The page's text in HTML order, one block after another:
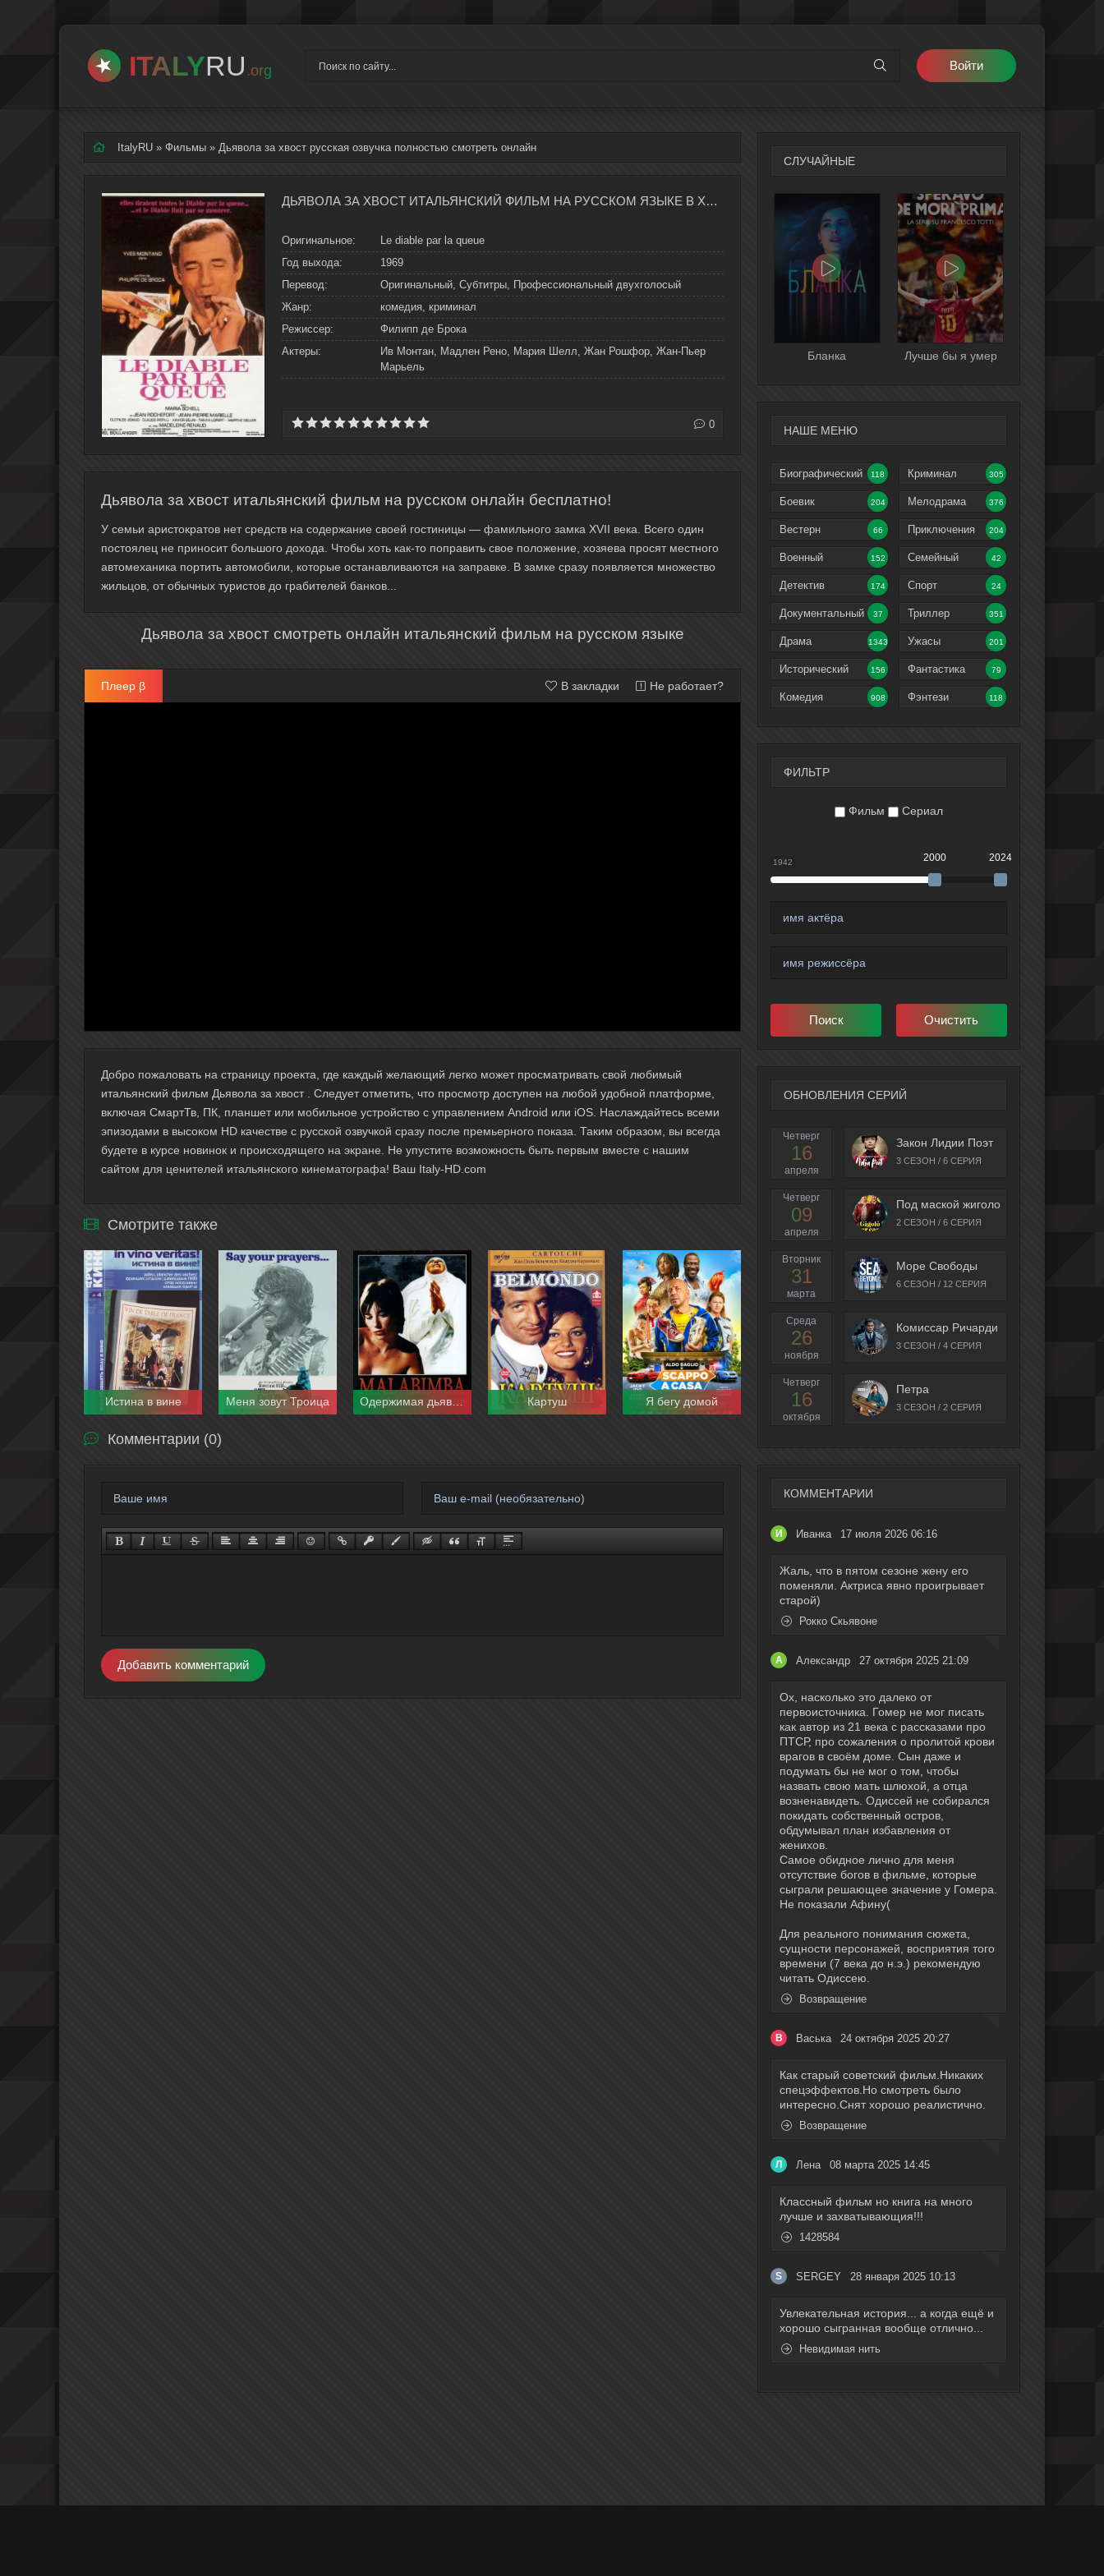
ITALYRU .org Войти
СЛУЧАЙНЫЕ
Бланка Лучше бы я умер
НАШЕ МЕНЮ
Биографический 118
Боевик 204
Вестерн 66
Военный 152
Детектив 174
Документальный 37
Драма 1343
Исторический 156
Комедия 908
Криминал 305
Мелодрама 376
Приключения 204
Семейный 42
Спорт 24
Триллер 351
Ужасы 201
Фантастика 79
Фэнтези 118
ФИЛЬТР
Фильм Сериал
1942 2000 2024
ОБНОВЛЕНИЯ СЕРИЙ
Четверг
16
апреля
Закон Лидии Поэт
3 СЕЗОН / 6 СЕРИЯ
Четверг
09
апреля
Под маской жиголо
2 СЕЗОН / 6 СЕРИЯ
Вторник
31
марта
Море Свободы
6 СЕЗОН / 12 СЕРИЯ
Среда
26
ноября
Комиссар Ричарди
3 СЕЗОН / 4 СЕРИЯ
Четверг
16
октября
Петра
3 СЕЗОН / 2 СЕРИЯ
КОММЕНТАРИИ
И Иванка 17 июля 2026 06:16
Жаль, что в пятом сезоне жену его
поменяли. Актриса явно проигрывает
старой)
Рокко Скьявоне
А Александр 27 октября 2025 21:09
Ох, насколько это далеко от
первоисточника. Гомер не мог писать
как автор из 21 века с рассказами про
ПТСР, про сожаления о пролитой крови
врагов в своём доме. Сын даже и
подумать бы не мог о том, чтобы
назвать свою мать шлюхой, а отца
возненавидеть. Одиссей не собирался
покидать собственный остров,
обдумывал план избавления от
женихов.
Самое обидное лично для меня
отсутствие богов в фильме, которые
сыграли решающее значение у Гомера.
Не показали Афину(
Для реального понимания сюжета,
сущности персонажей, восприятия того
времени (7 века до н.э.) рекомендую
читать Одиссею.
Возвращение
В Васька 24 октября 2025 20:27
Как старый советский фильм.Никаких
спецэффектов.Но смотреть было
интересно.Снят хорошо реалистично.
Возвращение
Л Лена 08 марта 2025 14:45
Классный фильм но книга на много
лучше и захватывающия!!!
1428584
S SERGEY 28 января 2025 10:13
Увлекательная история... а когда ещё и
хорошо сыгранная вообще отлично...
Невидимая нить
ItalyRU » Фильмы » Дьявола за хвост русская озвучка полностью смотреть онлайн
ДЬЯВОЛА ЗА ХВОСТ ИТАЛЬЯНСКИЙ ФИЛЬМ НА РУССКОМ ЯЗЫКЕ В ХОРОШЕМ КАЧЕСТВЕ
Оригинальное:
Le diable par la queue
Год выхода:
1969
Перевод:
Оригинальный, Субтитры, Профессиональный двухголосый
Жанр:
комедия, криминал
Режиссер:
Филипп де Брока
Актеры:
Ив Монтан, Мадлен Рено, Мария Шелл, Жан Рошфор, Жан-Пьер
Марьель
0
Дьявола за хвост итальянский фильм на русском онлайн бесплатно!
У семьи аристократов нет средств на содержание своей гостиницы — фамильного замка XVII века. Всего один
постоялец не приносит большого дохода. Чтобы хоть как-то поправить свое положение, хозяева просят местного
автомеханика портить автомобили, которые останавливаются на заправке. В замке сразу появляется множество
жильцов, от обычных туристов до грабителей банков...
Дьявола за хвост смотреть онлайн итальянский фильм на русском языке
Плеер β В закладки Не работает?
Добро пожаловать на страницу проекта, где каждый желающий легко может просматривать свой любимый
итальянский фильм Дьявола за хвост . Следует отметить, что просмотр доступен на любой удобной платформе,
включая СмартТв, ПК, планшет или мобильное устройство с управлением Android или iOS. Наслаждайтесь всеми
эпизодами в высоком HD качестве с русской озвучкой сразу после премьерного показа. Таким образом, вы всегда
будете в курсе новинок и происходящего на экране. Не упустите возможность быть первым вместе с нашим
сайтом для ценителей итальянского кинематографа! Ваш Italy-HD.com
Смотрите также
Истина в вине Меня зовут Троица Картуш Я бегу домой
Комментарии (0)
Добавить комментарий